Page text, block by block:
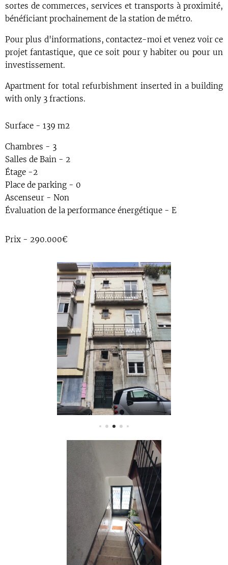
sortes de commerces, services et transports à proximité,
bénéficiant prochainement de la station de métro.
Pour plus d'informations, contactez-moi et venez voir ce
projet fantastique, que ce soit pour y habiter ou pour un
investissement.
Apartment for total refurbishment inserted in a building
with only 3 fractions.
Surface - 139 m2
Chambres - 3
Salles de Bain - 2
Étage -2
Place de parking - 0
Ascenseur - Non
Évaluation de la performance énergétique - E
Prix - 290.000€